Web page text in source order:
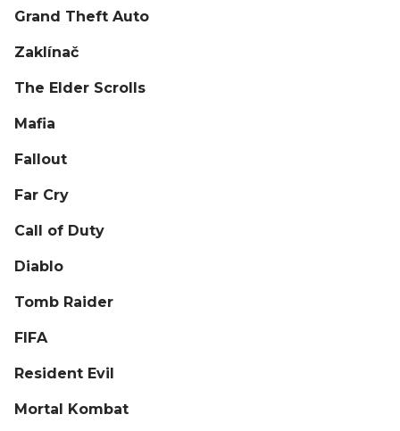
Grand Theft Auto
Zaklínač
The Elder Scrolls
Mafia
Fallout
Far Cry
Call of Duty
Diablo
Tomb Raider
FIFA
Resident Evil
Mortal Kombat